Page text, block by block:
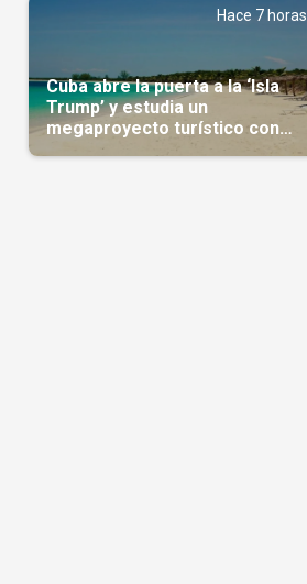
Hace 7 horas
Cuba abre la puerta a la ‘Isla
Trump’ y estudia un
megaproyecto turístico con
capital árabe